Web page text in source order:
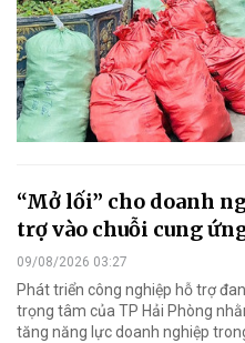
“Mở lối” cho doanh
trợ vào chuỗi cung
09/08/2026 03:27
Phát triển công nghiệp hỗ trợ
trọng tâm của TP Hải Phòng
tăng năng lực doanh nghiệp